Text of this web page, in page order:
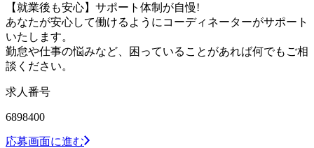
【就業後も安心】サポート体制が自慢!
あなたが安心して働けるようにコーディネーターがサポート
いたします。
勤怠や仕事の悩みなど、困っていることがあれば何でもご相
談ください。
求人番号
6898400
応募画面に進む